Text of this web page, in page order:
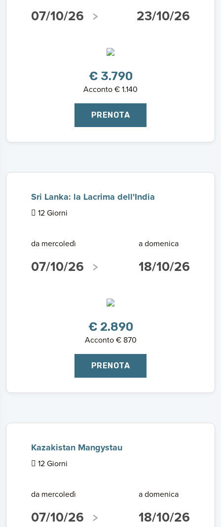
07/10/26 23/10/26
€ 3.790
Acconto € 1.140
PRENOTA
Sri Lanka: la Lacrima dell'India
12 Giorni
da mercoledì
07/10/26
a domenica
18/10/26
€ 2.890
Acconto € 870
PRENOTA
Kazakistan Mangystau
12 Giorni
da mercoledì
07/10/26
a domenica
18/10/26